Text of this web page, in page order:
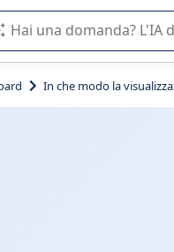
L'IA di Appvizer vi guida
In che modo la